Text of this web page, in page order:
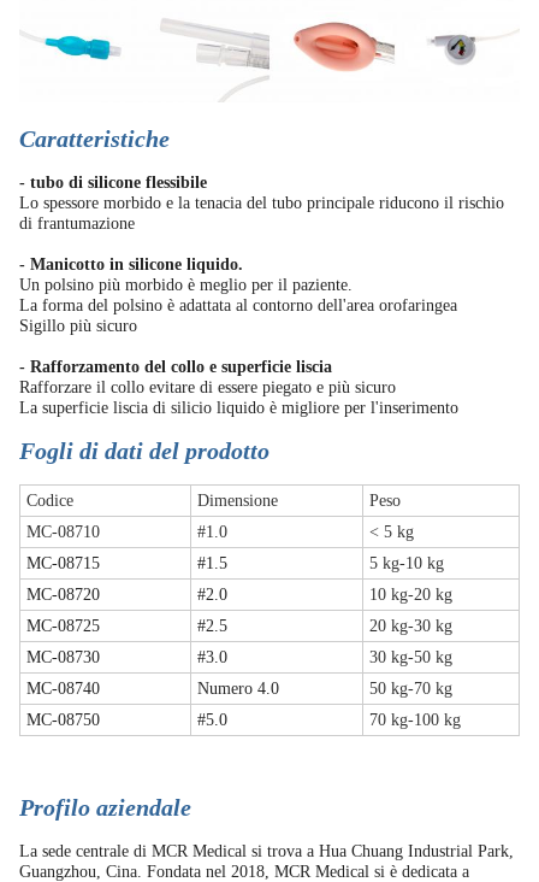
Caratteristiche
- tubo di silicone flessibile
Lo spessore morbido e la tenacia del tubo principale riducono il rischio
di frantumazione
- Manicotto in silicone liquido.
Un polsino più morbido è meglio per il paziente.
La forma del polsino è adattata al contorno dell'area orofaringea
Sigillo più sicuro
- Rafforzamento del collo e superficie liscia
Rafforzare il collo evitare di essere piegato e più sicuro
La superficie liscia di silicio liquido è migliore per l'inserimento
Fogli di dati del prodotto
Codice Dimensione
Peso
MC-08710
#1.0
< 5 kg
MC-08715
#1.5
5 kg-10 kg
MC-08720
#2.0
10 kg-20 kg
MC-08725
#2.5
20 kg-30 kg
MC-08730
#3.0
30 kg-50 kg
MC-08740
Numero 4.0
50 kg-70 kg
MC-08750
#5.0 70 kg-100 kg
Profilo aziendale
La sede centrale di MCR Medical si trova a Hua Chuang Industrial Park,
Guangzhou, Cina. Fondata nel 2018, MCR Medical si è dedicata a